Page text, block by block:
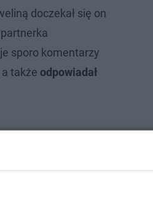
doczekał się on
sporo komentarzy
także odpowiadał